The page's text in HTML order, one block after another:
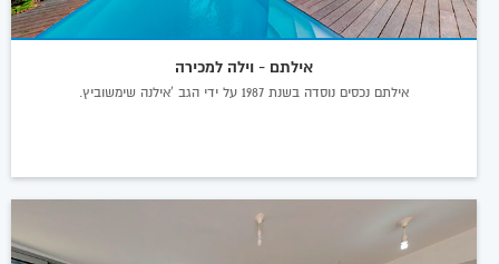
אילתם - וילה למכירה
אילתם נכסים נוסדה בשנת 1987 על ידי הגב 'אילנה שימשוביץ.